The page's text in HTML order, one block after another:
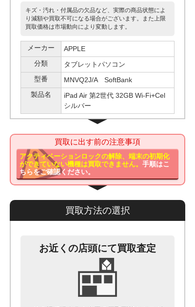
キズ・汚れ・付属品の欠品など、実際の商品状態によ
り減額や買取不可になる場合がございます。また上限
買取価格は市場動向により変動します。
メーカー
APPLE
分類
タブレットパソコン
型番
MNVQ2J/A SoftBank
製品名
iPad Air 第2世代 32GB Wi-Fi+Cel
シルバー
買取に出す前の注意事項
アクティベーションロックの解除、端末の初期化
ができていない機種は買取できません。手順はこ
ちらをご確認ください。
買取方法の選択
お近くの店頭にて買取査定